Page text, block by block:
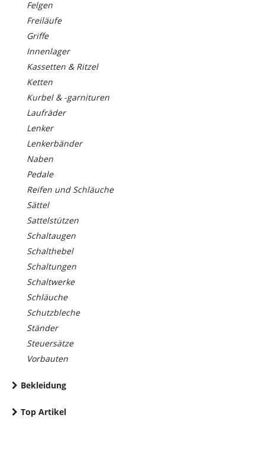
Felgen
Freiläufe
Griffe
Innenlager
Kassetten & Ritzel
Ketten
Kurbel & -garnituren
Laufräder
Lenker
Lenkerbänder
Naben
Pedale
Reifen und Schläuche
Sättel
Sattelstützen
Schaltaugen
Schalthebel
Schaltungen
Schaltwerke
Schläuche
Schutzbleche
Ständer
Steuersätze
Vorbauten
Bekleidung
Top Artikel